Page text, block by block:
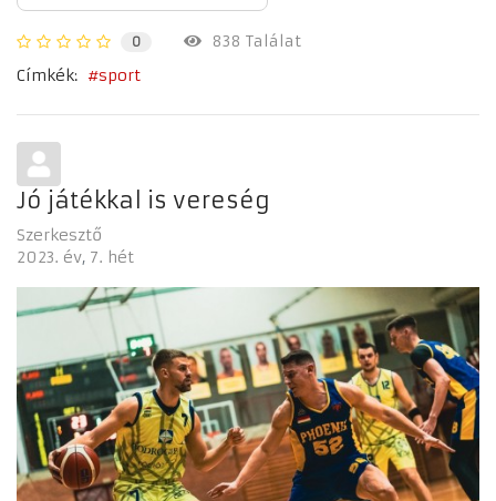
0
838 Találat
Címkék:
sport
Jó játékkal is vereség
Szerkesztő
2023. év 7. hét